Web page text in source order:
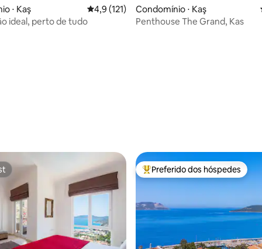
de 5, 43 avaliações
⋅ Kaş 4,9 de uma avaliação média de 5, 121
4,9 (121)
ideal, perto de tudo
Condomínio ⋅ Kaş
Penthouse The Grand, Kas
Entre os melhores preferidos
Preferido dos hóspedes